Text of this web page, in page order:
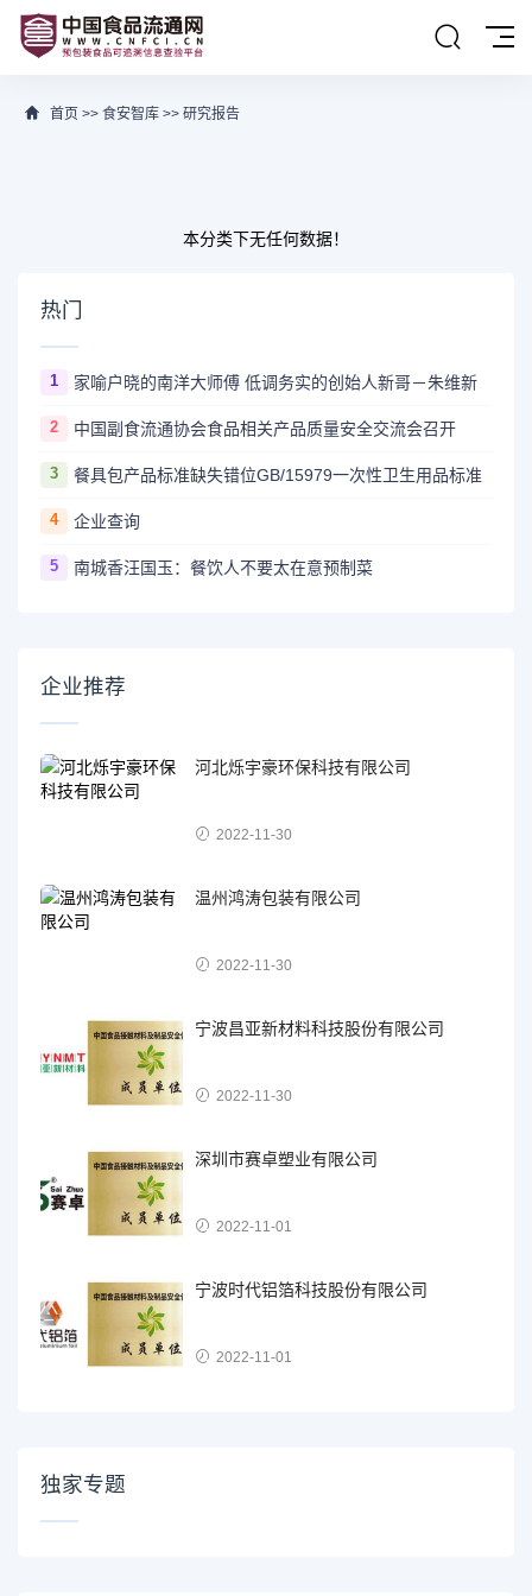
首页 >> 食安智库 >> 研究报告
本分类下无任何数据！
热门
1 家喻户晓的南洋大师傅 低调务实的创始人新哥－朱维新
2 中国副食流通协会食品相关产品质量安全交流会召开
3 餐具包产品标准缺失错位GB/15979一次性卫生用品标准
4 企业查询
5 南城香汪国玉：餐饮人不要太在意预制菜
企业推荐
河北烁宇豪环保科技有限公司
2022-11-30
温州鸿涛包装有限公司
2022-11-30
宁波昌亚新材料科技股份有限公司
2022-11-30
深圳市赛卓塑业有限公司
2022-11-01
宁波时代铝箔科技股份有限公司
2022-11-01
独家专题